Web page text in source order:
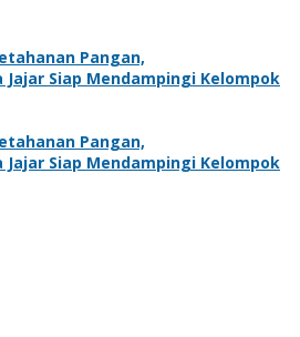
Pangan,
Siap Mendampingi Kelompok
Pangan,
Siap Mendampingi Kelompok